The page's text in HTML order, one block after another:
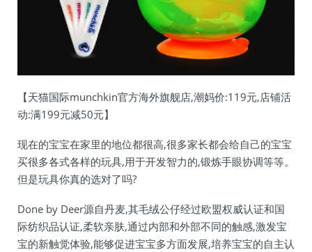
【天猫国际munchkin官方海外旗舰店,潮妈价:119元,店铺活
动:满199元减50元】
现在的宝宝在家里的地位都很高,很多家长都会给自己的宝宝
买很多各式各样的玩具,用于开发智力的,锻炼手眼协调等等。
但是玩具你真的选对了吗?
Done by Deer源自丹麦,其毛绒公仔经过欧盟权威认证和国
际纺织品认证,柔软亲肤,通过内部和外部不同的触感,激发宝
宝的新触觉体验,能够促进宝宝多方面发展,培养宝宝的自主认